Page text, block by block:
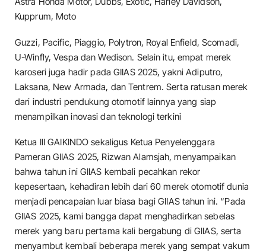
Kupprum, Moto
Guzzi, Pacific, Piaggio, Polytron, Royal Enfield, Scomadi,
U-Winfly, Vespa dan Wedison. Selain itu, empat merek
karoseri juga hadir pada GIIAS 2025, yakni Adiputro,
Laksana, New Armada, dan Tentrem. Serta ratusan merek
dari industri pendukung otomotif lainnya yang siap
menampilkan inovasi dan teknologi terkini
Ketua III GAIKINDO sekaligus Ketua Penyelenggara
Pameran GIIAS 2025, Rizwan Alamsjah, menyampaikan
bahwa tahun ini GIIAS kembali pecahkan rekor
kepesertaan, kehadiran lebih dari 60 merek otomotif dunia
menjadi pencapaian luar biasa bagi GIIAS tahun ini. “Pada
GIIAS 2025, kami bangga dapat menghadirkan sebelas
merek yang baru pertama kali bergabung di GIIAS, serta
menyambut kembali beberapa merek yang sempat vakum